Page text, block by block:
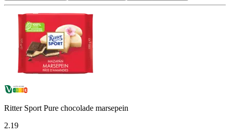
Ritter Sport Pure chocolade marsepein
2.19